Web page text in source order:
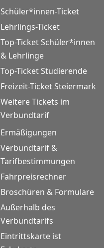
Schüler*innen-Ticket
Lehrlings-Ticket
Top-Ticket Schüler*innen
& Lehrlinge
Top-Ticket Studierende
Freizeit-Ticket Steiermark
Weitere Tickets im
Verbundtarif
Ermäßigungen
Verbundtarif &
Tarifbestimmungen
Fahrpreisrechner
Broschüren & Formulare
Außerhalb des
Verbundtarifs
Eintrittskarte ist